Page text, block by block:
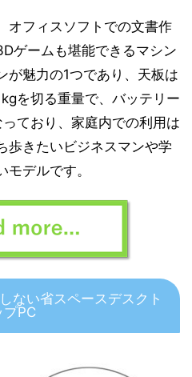
オフィスソフトでの文書作
ゲームも堪能できるマシン
が魅力の1つであり、天板は
を切る重量で、バッテリー
ており、家庭内での利用は
歩きたいビジネスマンや学
デルです。
ない省スペースデスクト
プPC